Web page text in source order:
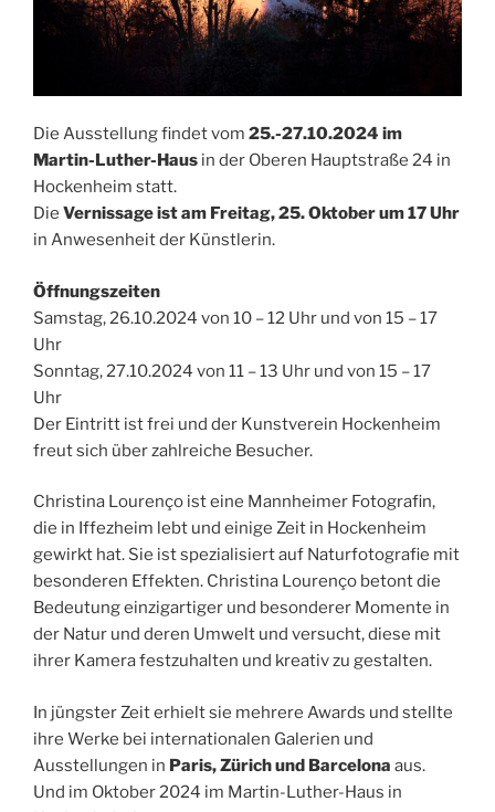
Die Ausstellung findet vom 25.-27.10.2024 im
Martin-Luther-Haus in der Oberen Hauptstraße 24 in
Hockenheim statt.
Die Vernissage ist am Freitag, 25. Oktober um 17 Uhr
in Anwesenheit der Künstlerin.
Öffnungszeiten
Samstag, 26.10.2024 von 10 – 12 Uhr und von 15 – 17
Uhr
Sonntag, 27.10.2024 von 11 – 13 Uhr und von 15 – 17
Uhr
Der Eintritt ist frei und der Kunstverein Hockenheim
freut sich über zahlreiche Besucher.
Christina Lourenço ist eine Mannheimer Fotografin,
die in Iffezheim lebt und einige Zeit in Hockenheim
gewirkt hat. Sie ist spezialisiert auf Naturfotografie mit
besonderen Effekten. Christina Lourenço betont die
Bedeutung einzigartiger und besonderer Momente in
der Natur und deren Umwelt und versucht, diese mit
ihrer Kamera festzuhalten und kreativ zu gestalten.
In jüngster Zeit erhielt sie mehrere Awards und stellte
ihre Werke bei internationalen Galerien und
Ausstellungen in Paris, Zürich und Barcelona aus.
Und im Oktober 2024 im Martin-Luther-Haus in